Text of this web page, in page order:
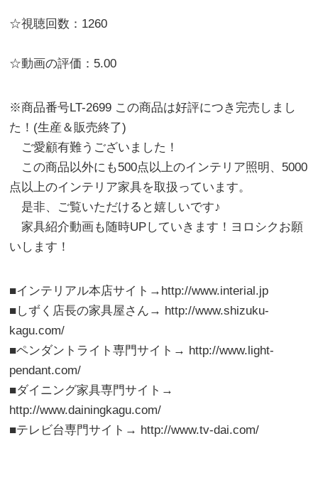
☆視聴回数：1260
☆動画の評価：5.00
※商品番号LT-2699 この商品は好評につき完売しまし
た！(生産＆販売終了)
ご愛顧有難うございました！
この商品以外にも500点以上のインテリア照明、5000
点以上のインテリア家具を取扱っています。
是非、ご覧いただけると嬉しいです♪
家具紹介動画も随時UPしていきます！ヨロシクお願
いします！
■インテリアル本店サイト→http://www.interial.jp
■しずく店長の家具屋さん→ http://www.shizuku-
kagu.com/
■ペンダントライト専門サイト→ http://www.light-
pendant.com/
■ダイニング家具専門サイト→
http://www.dainingkagu.com/
■テレビ台専門サイト→ http://www.tv-dai.com/